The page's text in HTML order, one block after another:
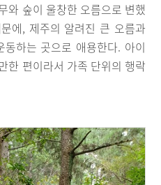
와 숲이 울창한 오름으로 변했
에, 제주의 알려진 큰 오름과
하는 곳으로 애용한다. 아이
한 편이라서 가족 단위의 행락